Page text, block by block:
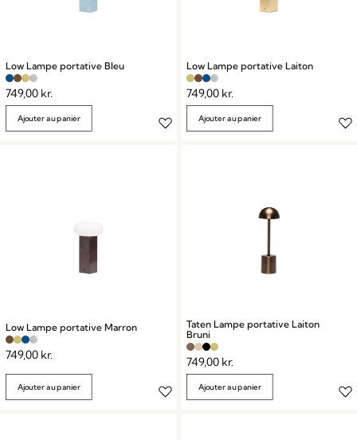
Low Lampe portative Bleu
749,00 kr.
Ajouter au panier
Low Lampe portative Laiton
749,00 kr.
Ajouter au panier
Low Lampe portative Marron
749,00 kr.
Ajouter au panier
Taten Lampe portative Laiton
Bruni
749,00 kr.
Ajouter au panier